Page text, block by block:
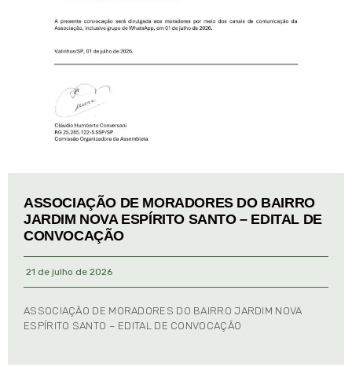
ASSOCIAÇÃO DE MORADORES DO BAIRRO
JARDIM NOVA ESPÍRITO SANTO – EDITAL DE
CONVOCAÇÃO
21 de julho de 2026
ASSOCIAÇÃO DE MORADORES DO BAIRRO JARDIM NOVA
ESPÍRITO SANTO – EDITAL DE CONVOCAÇÃO